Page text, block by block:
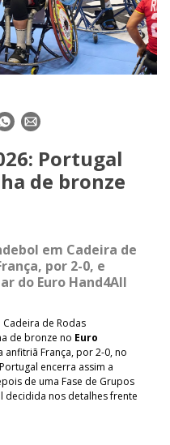
E-
Portugal
de bronze
em Cadeira de
por 2-0, e
do Euro Hand4All
de Rodas
de bronze no Euro
anfitriã França, por 2-0, no
encerra assim a
de uma Fase de Grupos
decidida nos detalhes frente